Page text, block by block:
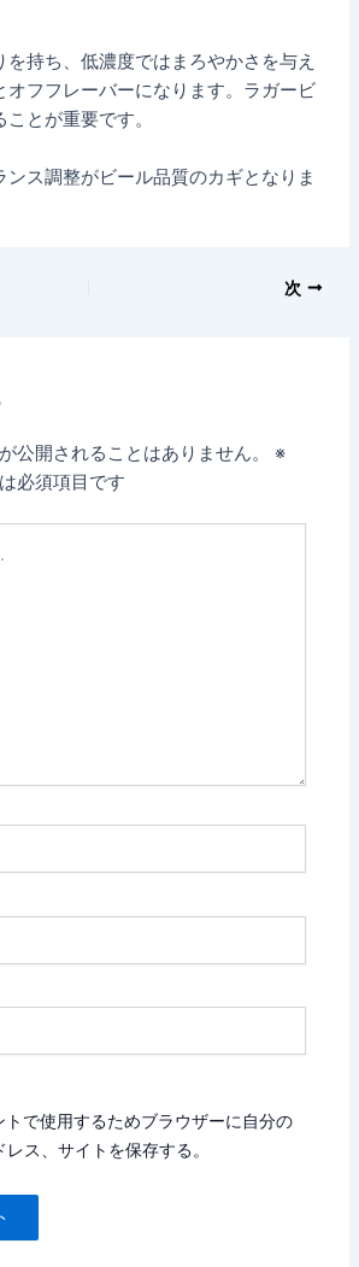
持ち、低濃度ではまろやかさを与え
オフフレーバーになります。ラガービ
とが重要です。
ンス調整がビール品質のカギとなりま
次
公開されることはありません。
※
必須項目です
トで使用するためブラウザーに自分の
ス、サイトを保存する。